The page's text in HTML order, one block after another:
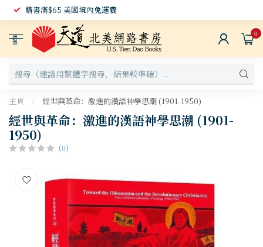
購書滿$65 美國境內免運費
選
單
0
主頁 / 經世與革命：激進的漢語神學思潮 (1901-1950)
經世與革命：激進的漢語神學思潮 (1901-
1950)
(0)